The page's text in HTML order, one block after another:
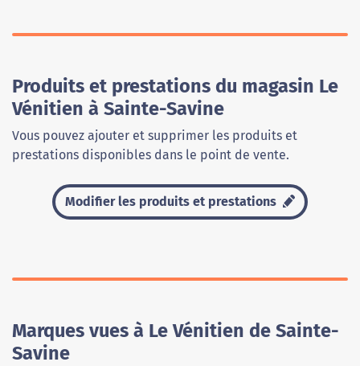
Produits et prestations du magasin Le
Vénitien à Sainte-Savine
Vous pouvez ajouter et supprimer les produits et
prestations disponibles dans le point de vente.
Modifier les produits et prestations
Marques vues à Le Vénitien de Sainte-
Savine